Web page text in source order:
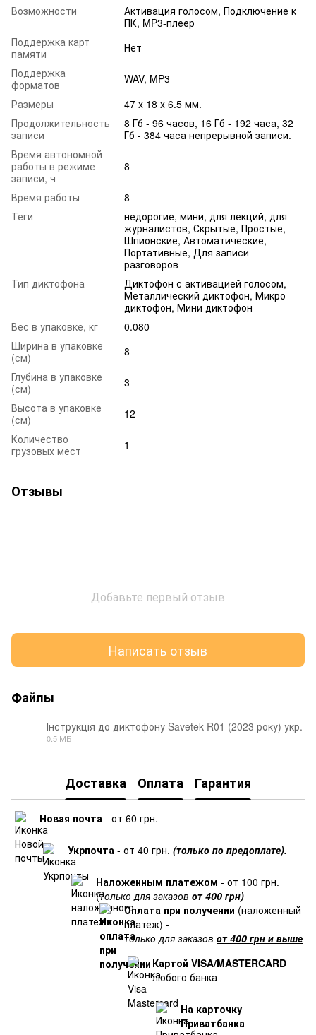
Возможности
Активация голосом, Подключение к
ПК, MP3-плеер
Поддержка карт
памяти
Нет
Поддержка
форматов
WAV, MP3
Размеры
47 x 18 x 6.5 мм.
Продолжительность
записи
8 Гб - 96 часов, 16 Гб - 192 часа, 32
Гб - 384 часа непрерывной записи.
Время автономной
работы в режиме
записи, ч
8
Время работы
8
Теги
недорогие, мини, для лекций, для
журналистов, Скрытые, Простые,
Шпионские, Автоматические,
Портативные, Для записи
разговоров
Тип диктофона
Диктофон с активацией голосом,
Металлический диктофон, Микро
диктофон, Мини диктофон
Вес в упаковке, кг
0.080
Ширина в упаковке
(см)
8
Глубина в упаковке
(см)
3
Высота в упаковке
(см)
12
Количество
грузовых мест
1
Отзывы
Добавьте первый отзыв
Написать отзыв
Файлы
Інструкція до диктофону Savetek R01 (2023 року) укр.
0.5 МБ
Доставка Оплата Гарантия
Новая почта - от 60 грн.
Укрпочта - от 40 грн. (только по предоплате).
Наложенным платежом - от 100 грн.
(только для заказов от 400 грн)
Оплата при получении (наложенный
платёж) -
только для заказов от 400 грн и выше
Картой VISA/MASTERCARD
любого банка
На карточку
Приватбанка